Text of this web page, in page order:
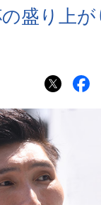
盛り上